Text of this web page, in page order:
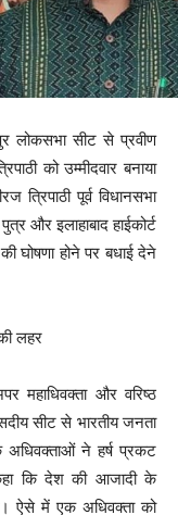
लोकसभा सीट से प्रवीण
को उम्मीदवार बनाया
पूर्व विधानसभा
और इलाहाबाद हाईकोर्ट
घोषणा होने पर बधाई देने
लहर
महाधिवक्ता और वरिष्ठ
सीट से भारतीय जनता
के अधिवक्ताओं ने हर्ष प्रकट
कि देश की आजादी के
ऐसे में एक अधिवक्ता को